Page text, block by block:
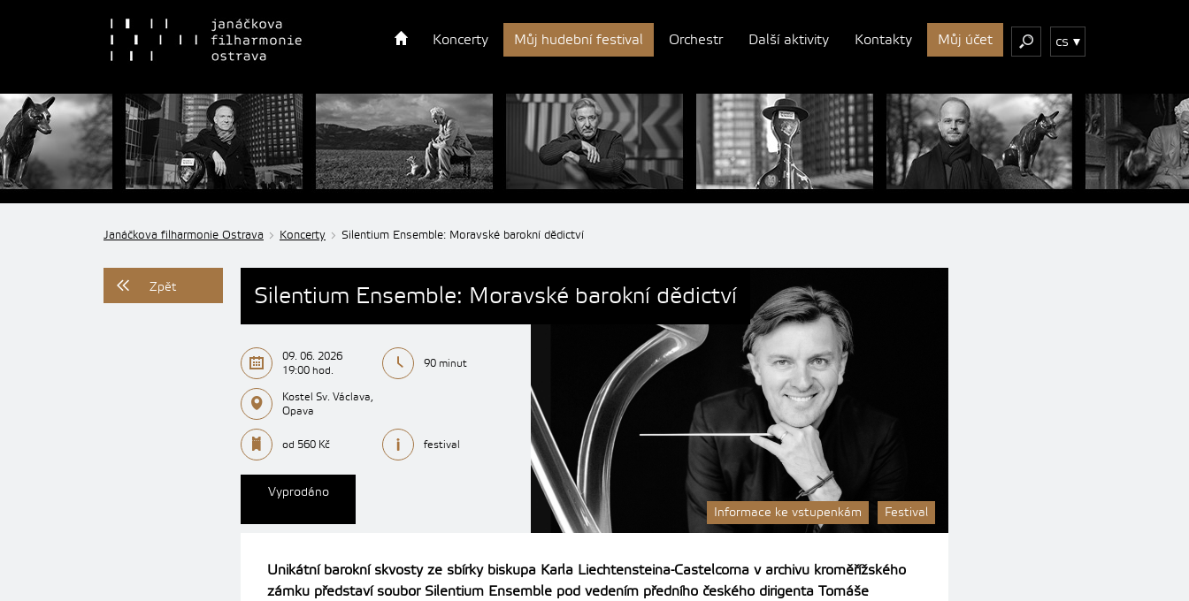
Koncerty Můj hudební festival Orchestr Další aktivity Kontakty Můj účet cs
Janáčkova filharmonie Ostrava Koncerty Silentium Ensemble: Moravské barokní dědictví
Zpět
09. 06. 2026
19:00 hod.
90 minut
Kostel Sv. Václava,
Opava
od 560 Kč festival
Vyprodáno
Informace ke vstupenkám
Festival
Silentium Ensemble: Moravské barokní dědictví
Unikátní barokní skvosty ze sbírky biskupa Karla Liechtensteina-Castelcorna v archivu kroměřížského
zámku představí soubor Silentium Ensemble pod vedením předního českého dirigenta Tomáše